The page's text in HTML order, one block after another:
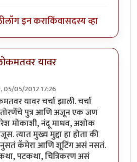
लॉग इन कराकिंवासदस्य व्हा
यावर
05/05/2012 17:26
यावर चर्चा झाली. चर्चा
तोरणेंचे पुत्र आणि अजून एक जण
मोकाशी, नंदू माधव, अशोक
त्यात मुख्य मुद्दा हा होता की
नुसतं कॅमेरा आणि शूटिंग असं नसतं.
पटकथा, चित्रिकरण असं